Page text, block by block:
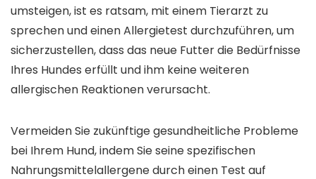
umsteigen, ist es ratsam, mit einem Tierarzt zu
sprechen und einen Allergietest durchzuführen, um
sicherzustellen, dass das neue Futter die Bedürfnisse
Ihres Hundes erfüllt und ihm keine weiteren
allergischen Reaktionen verursacht.
Vermeiden Sie zukünftige gesundheitliche Probleme
bei Ihrem Hund, indem Sie seine spezifischen
Nahrungsmittelallergene durch einen Test auf